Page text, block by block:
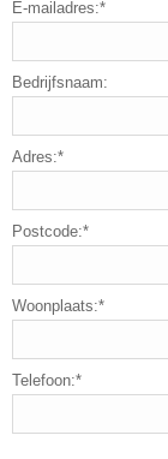
E-mailadres:*
Bedrijfsnaam:
Adres:*
Postcode:*
Woonplaats:*
Telefoon:*